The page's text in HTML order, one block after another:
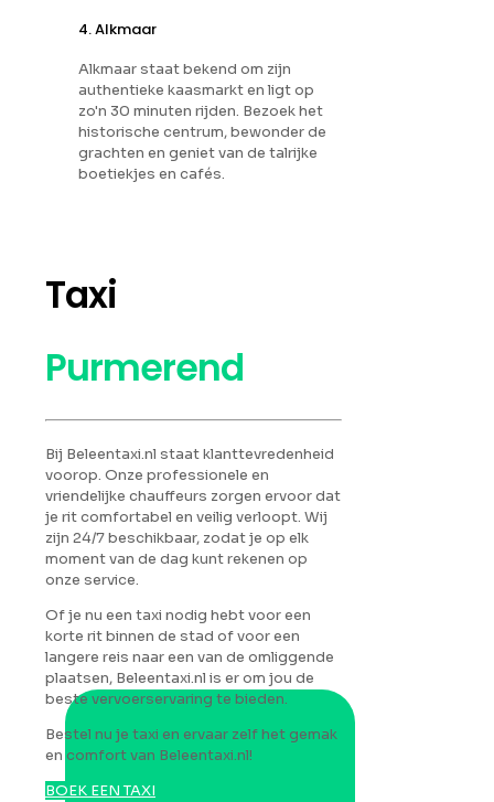
4. Alkmaar
Alkmaar staat bekend om zijn
authentieke kaasmarkt en ligt op
zo'n 30 minuten rijden. Bezoek het
historische centrum, bewonder de
grachten en geniet van de talrijke
boetiekjes en cafés.
Taxi
Purmerend
Bij Beleentaxi.nl staat klanttevredenheid
voorop. Onze professionele en
vriendelijke chauffeurs zorgen ervoor dat
je rit comfortabel en veilig verloopt. Wij
zijn 24/7 beschikbaar, zodat je op elk
moment van de dag kunt rekenen op
onze service.
Of je nu een taxi nodig hebt voor een
korte rit binnen de stad of voor een
langere reis naar een van de omliggende
plaatsen, Beleentaxi.nl is er om jou de
beste vervoerservaring te bieden.
Bestel nu je taxi en ervaar zelf het gemak
en comfort van Beleentaxi.nl!
BOEK EEN TAXI